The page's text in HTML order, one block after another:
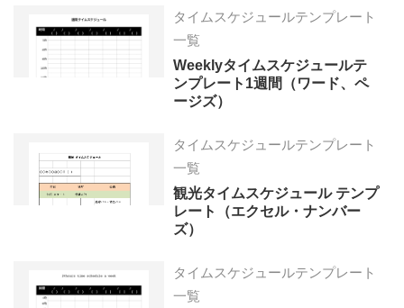
タイムスケジュールテンプレート
一覧
Weeklyタイムスケジュールテ
ンプレート1週間（ワード、ペ
ージズ）
タイムスケジュールテンプレート
一覧
観光タイムスケジュール テンプ
レート（エクセル・ナンバー
ズ）
タイムスケジュールテンプレート
一覧